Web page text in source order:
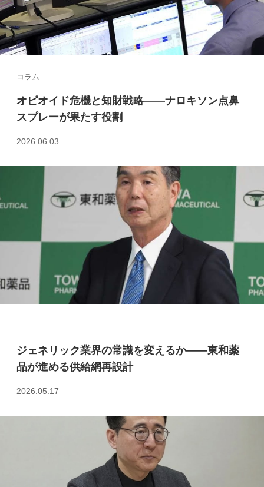
コラム
オピオイド危機と知財戦略――ナロキソン点鼻
スプレーが果たす役割
2026.06.03
ジェネリック業界の常識を変えるか――東和薬
品が進める供給網再設計
2026.05.17